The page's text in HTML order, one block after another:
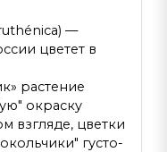
—
цветет в
растение
окраску
взгляде, цветки
густо-